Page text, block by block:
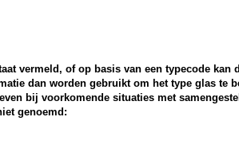
vermeld, of op basis van een typecode kan
dan worden gebruikt om het type glas te
bij voorkomende situaties met samenges
genoemd: